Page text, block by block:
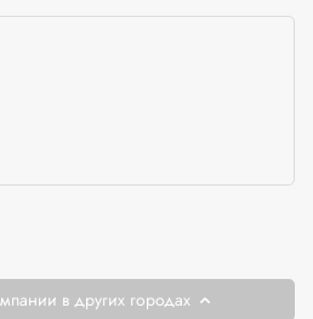
в других городах